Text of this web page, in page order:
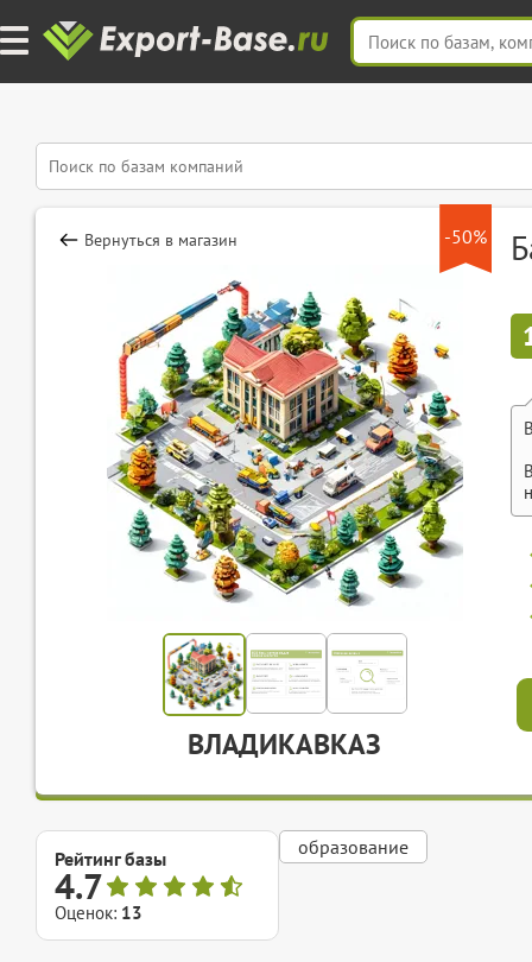
-50%
Вернуться в магазин
ВЛАДИКАВКАЗ
Рейтинг базы
4.7
Оценок: 13
образование